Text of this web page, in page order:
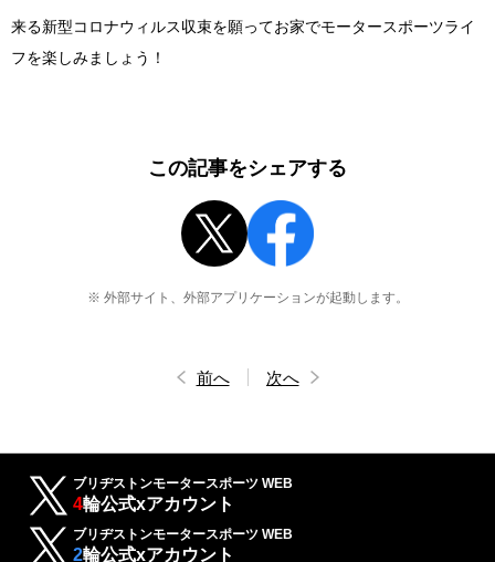
来る新型コロナウィルス収束を願ってお家でモータースポーツライ
フを楽しみましょう！
この記事をシェアする
※ 外部サイト、外部アプリケーションが起動します。
前へ 次へ
ブリヂストンモータースポーツ WEB
4輪公式xアカウント
ブリヂストンモータースポーツ WEB
2輪公式xアカウント